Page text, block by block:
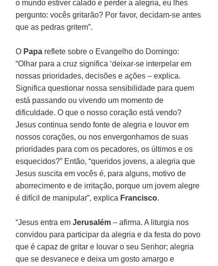
o mundo estiver calado e perder a alegria, eu lhes
pergunto: vocês gritarão? Por favor, decidam-se antes
que as pedras gritem”.
O Papa reflete sobre o Evangelho do Domingo:
“Olhar para a cruz significa ‘deixar-se interpelar em
nossas prioridades, decisões e ações – explica.
Significa questionar nossa sensibilidade para quem
está passando ou vivendo um momento de
dificuldade. O que o nosso coração está vendo?
Jesus continua sendo fonte de alegria e louvor em
nossos corações, ou nos envergonhamos de suas
prioridades para com os pecadores, os últimos e os
esquecidos?” Então, “queridos jovens, a alegria que
Jesus suscita em vocês é, para alguns, motivo de
aborrecimento e de irritação, porque um jovem alegre
é difícil de manipular”, explica Francisco.
“Jesus entra emJerusalém – afirma. A liturgia nos
convidou para participar da alegria e da festa do povo
que é capaz de gritar e louvar o seu Senhor; alegria
que se desvanece e deixa um gosto amargo e